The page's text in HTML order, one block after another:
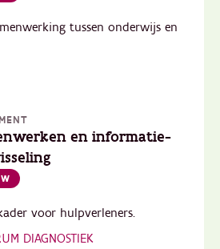
tussen onderwijs en
en informatie-
voor hulpverleners.
DIAGNOSTIEK